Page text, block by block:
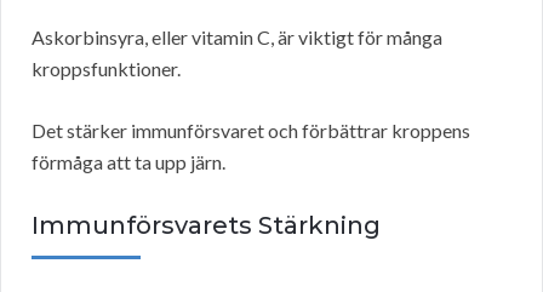
Askorbinsyra, eller vitamin C, är viktigt för många
kroppsfunktioner.
Det stärker immunförsvaret och förbättrar kroppens
förmåga att ta upp järn.
Immunförsvarets Stärkning